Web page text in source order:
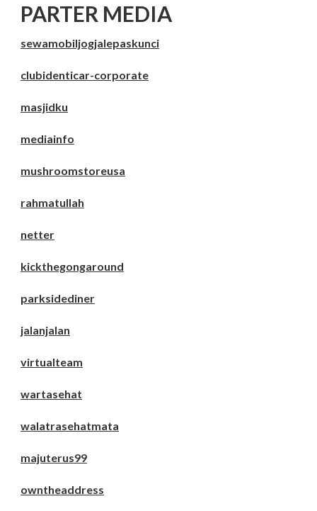
PARTER MEDIA
sewamobiljogjalepaskunci
clubidenticar-corporate
masjidku
mediainfo
mushroomstoreusa
rahmatullah
netter
kickthegongaround
parksidediner
jalanjalan
virtualteam
wartasehat
walatrasehatmata
majuterus99
owntheaddress